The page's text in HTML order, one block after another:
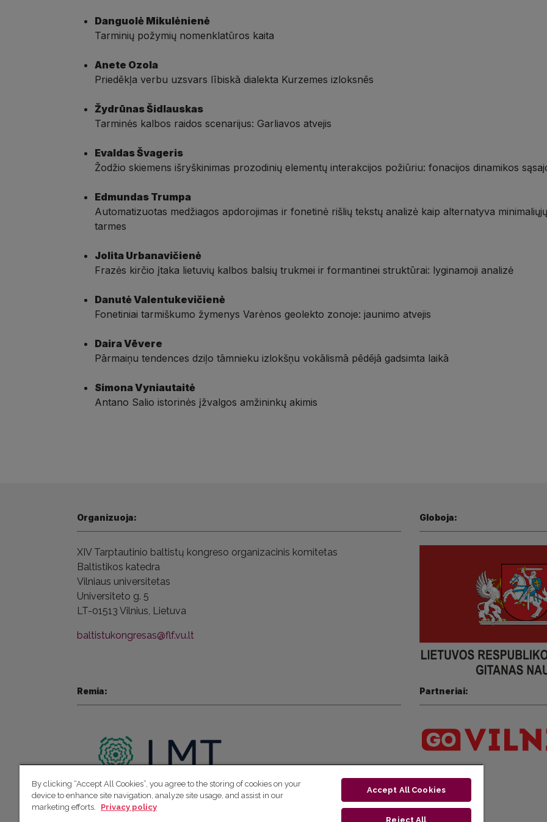
Danguolė Mikulėnienė
Tarminių požymių nomenklatūros kaita
Anete Ozola
Priedēkļa verbu uzsvars lībiskā dialekta Kurzemes izloksnēs
Žydrūnas Šidlauskas
Tarminės kalbos raidos scenarijus: Garliavos atvejis
Evaldas Švageris
Žodžio skiemens išryškinimas prozodinių elementų interakcijos požiūriu: fonacijos dinamikos
Edmundas Trumpa
Automatizuotas medžiagos apdorojimas ir fonetinė rišlių tekstų analizė kaip alternatyva
tarmes
Jolita Urbanavičienė
Frazės kirčio įtaka lietuvių kalbos balsių trukmei ir formantinei struktūrai: lyginamoji analizė
Danutė Valentukevičienė
Fonetiniai tarmiškumo žymenys Varėnos geolekto zonoje: jaunimo atvejis
Daira Vēvere
Pārmaiņu tendences dziļo tāmnieku izlokšņu vokālismā pēdējā gadsimta laikā
Simona Vyniautaitė
Antano Salio istorinės įžvalgos amžininkų akimis
Organizuoja:
XIV Tarptautinio baltistų kongreso organizacinis komitetas
Baltistikos katedra
Vilniaus universitetas
Universiteto g. 5
LT-01513 Vilnius, Lietuva
baltistukongresas@flf.vu.lt
Globoja:
Remia: Partneriai:
By clicking “Accept All Cookies”, you agree to the storing of cookies on your
device to enhance site navigation, analyze site usage, and assist in our
marketing efforts.
Privacy policy
Accept All Cookies
Reject All